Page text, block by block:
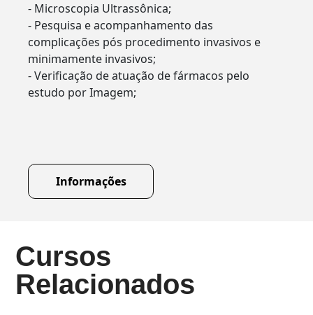
- Microscopia Ultrassônica;
- Pesquisa e acompanhamento das
complicações pós procedimento invasivos e
minimamente invasivos;
- Verificação de atuação de fármacos pelo
estudo por Imagem;
Informações
Cursos
Relacionados